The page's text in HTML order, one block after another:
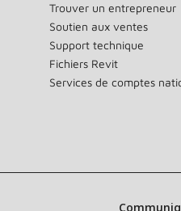
Trouver un entrepreneur
Soutien aux ventes
Support technique
Fichiers Revit
Services de comptes